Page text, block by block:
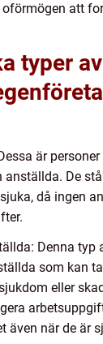
att
typer av
är
De
då ingen
Denna typ
som kan
eller
även när de är